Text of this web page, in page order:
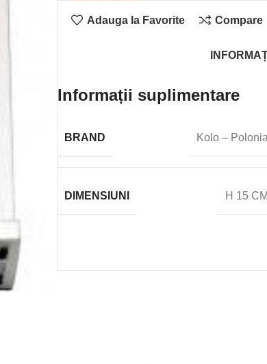
Adauga la Favorite Compare
Informații suplimentare
BRAND Kolo – Polonia
DIMENSIUNI H 15 CM